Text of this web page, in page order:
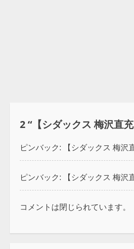
2 “ 【シダックス 梅沢直
ピンバック: 【シダックス 梅
ピンバック: 【シダックス 梅
コメントは閉じられています。